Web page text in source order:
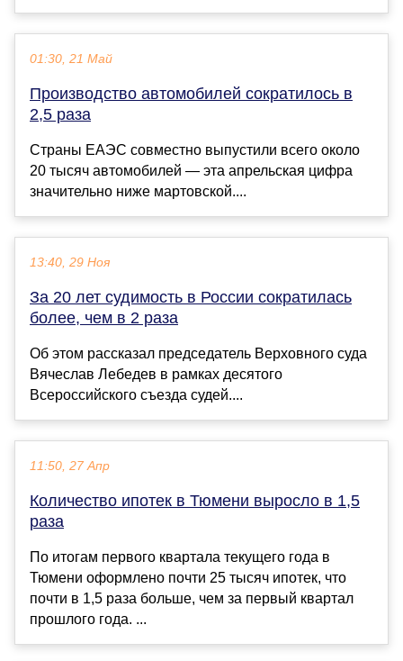
01:30, 21 Май
Производство автомобилей сократилось в
2,5 раза
Страны ЕАЭС совместно выпустили всего около
20 тысяч автомобилей — эта апрельская цифра
значительно ниже мартовской....
13:40, 29 Ноя
За 20 лет судимость в России сократилась
более, чем в 2 раза
Об этом рассказал председатель Верховного суда
Вячеслав Лебедев в рамках десятого
Всероссийского съезда судей....
11:50, 27 Апр
Количество ипотек в Тюмени выросло в 1,5
раза
По итогам первого квартала текущего года в
Тюмени оформлено почти 25 тысяч ипотек, что
почти в 1,5 раза больше, чем за первый квартал
прошлого года. ...